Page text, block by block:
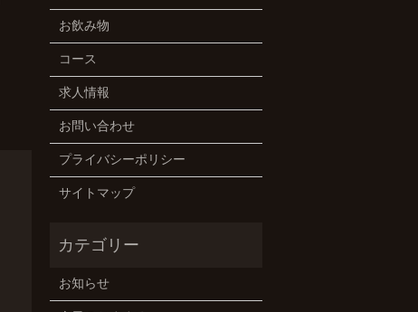
お飲み物
コース
求人情報
お問い合わせ
プライバシーポリシー
サイトマップ
お知らせ